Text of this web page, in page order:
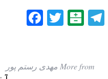
F
a
e
T
w
e
B
al
ar
More from مهدی رستم پور